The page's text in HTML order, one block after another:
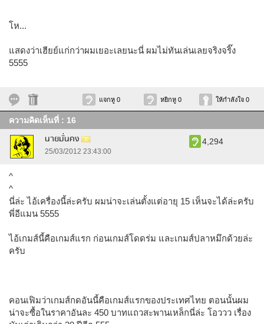
โห...
แสดงว่าเฮียย์แก่กว่าผมเยอะเลยนะนี่ ผมไม่ทันเล่นเลยจริงจริ๊ง
5555
แจกหู 0 หยิกหู 0 ให้กำลังใจ 0
ความคิดเห็นที่ : 16
นายมั่นคง
25/03/2012 23:43:00
4,294
^
^
นี่ล่ะ ไอ้เครื่องนี้ล่ะครับ ผมน่าจะเล่นตั้งแต่อายุ 15 เห็นจะได้ล่ะครับ
พี่อีแมน 5555
ไอ้เกมส์นี้คือเกมส์แรก ก่อนเกมส์โดดร่ม และเกมส์ปลาหมึกด้วยล่ะ
ครับ
คอนเฟิมว่าเกมส์กดอันนี้คือเกมส์แรกของประเทศไทย ตอนนั้นผม
น่าจะซื้อในราคาอันละ 450 บาทแถวสะพานเหล็กนี่ล่ะ โอววว เรื่อง